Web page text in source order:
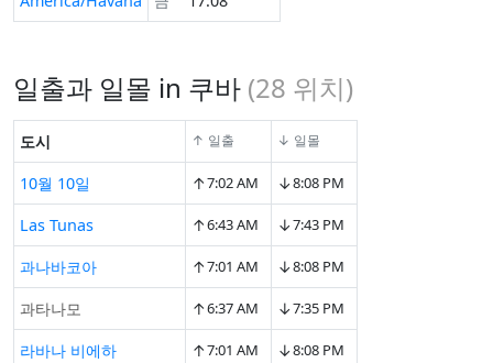
일출과 일몰 in 쿠바 (28 위치)
도시 ↑ 일출 ↓ 일몰
10월 10일 ↑7:02 AM ↓8:08 PM
Las Tunas ↑6:43 AM ↓7:43 PM
과나바코아 ↑7:01 AM ↓8:08 PM
과타나모 ↑6:37 AM ↓7:35 PM
라바나 비에하 ↑7:01 AM ↓8:08 PM